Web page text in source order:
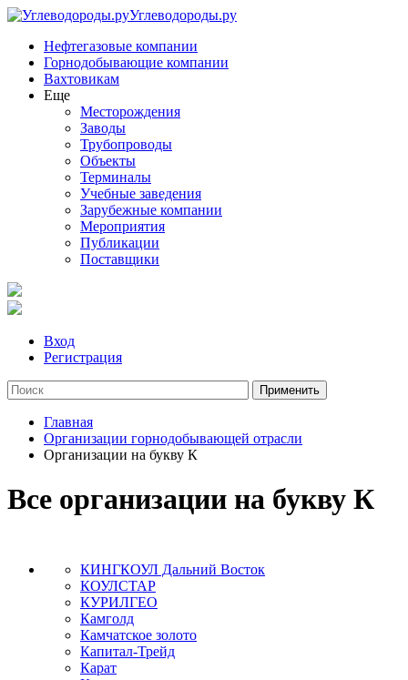
Углеводороды.ру
Нефтегазовые компании
Горнодобывающие компании
Вахтовикам
Еще
Месторождения
Заводы
Трубопроводы
Объекты
Терминалы
Учебные заведения
Зарубежные компании
Мероприятия
Публикации
Поставщики
Вход
Регистрация
Главная
Организации горнодобывающей отрасли
Организации на букву К
Все организации на букву К
КИНГКОУЛ Дальний Восток
КОУЛСТАР
КУРИЛГЕО
Камголд
Камчатское золото
Капитал-Трейд
Карат